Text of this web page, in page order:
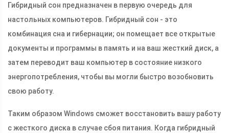
Гибридный сон предназначен в первую очередь для
настольных компьютеров. Гибридный сон - это
комбинация сна и гибернации; он помещает все открытые
документы и программы в память и на ваш жесткий диск, а
затем переводит ваш компьютер в состояние низкого
энергопотребления, чтобы вы могли быстро возобновить
свою работу.
Таким образом Windows сможет восстановить вашу работу
с жесткого диска в случае сбоя питания. Когда гибридный